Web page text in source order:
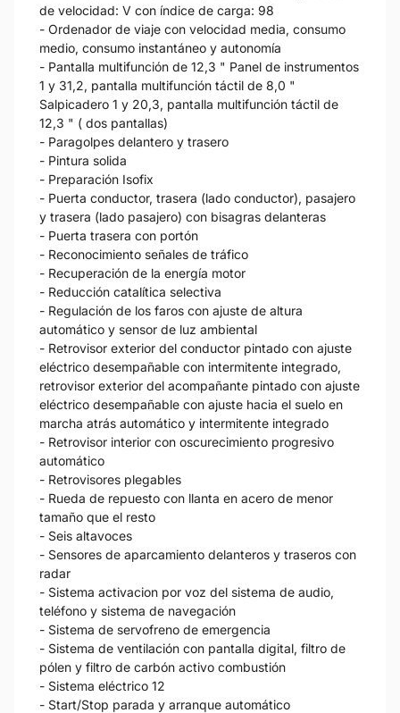
de velocidad: V con índice de carga: 98
- Ordenador de viaje con velocidad media, consumo
medio, consumo instantáneo y autonomía
- Pantalla multifunción de 12,3 " Panel de instrumentos
1 y 31,2, pantalla multifunción táctil de 8,0 "
Salpicadero 1 y 20,3, pantalla multifunción táctil de
12,3 " ( dos pantallas)
- Paragolpes delantero y trasero
- Pintura solida
- Preparación Isofix
- Puerta conductor, trasera (lado conductor), pasajero
y trasera (lado pasajero) con bisagras delanteras
- Puerta trasera con portón
- Reconocimiento señales de tráfico
- Recuperación de la energía motor
- Reducción catalítica selectiva
- Regulación de los faros con ajuste de altura
automático y sensor de luz ambiental
- Retrovisor exterior del conductor pintado con ajuste
eléctrico desempañable con intermitente integrado,
retrovisor exterior del acompañante pintado con ajuste
eléctrico desempañable con ajuste hacia el suelo en
marcha atrás automático y intermitente integrado
- Retrovisor interior con oscurecimiento progresivo
automático
- Retrovisores plegables
- Rueda de repuesto con llanta en acero de menor
tamaño que el resto
- Seis altavoces
- Sensores de aparcamiento delanteros y traseros con
radar
- Sistema activacion por voz del sistema de audio,
teléfono y sistema de navegación
- Sistema de servofreno de emergencia
- Sistema de ventilación con pantalla digital, filtro de
pólen y filtro de carbón activo combustión
- Sistema eléctrico 12
- Start/Stop parada y arranque automático